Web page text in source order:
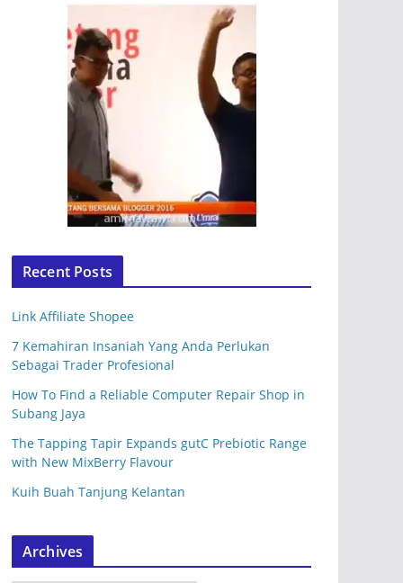
Recent Posts
Link Affiliate Shopee
7 Kemahiran Insaniah Yang Anda Perlukan
Sebagai Trader Profesional
How To Find a Reliable Computer Repair Shop in
Subang Jaya
The Tapping Tapir Expands gutC Prebiotic Range
with New MixBerry Flavour
Kuih Buah Tanjung Kelantan
Archives